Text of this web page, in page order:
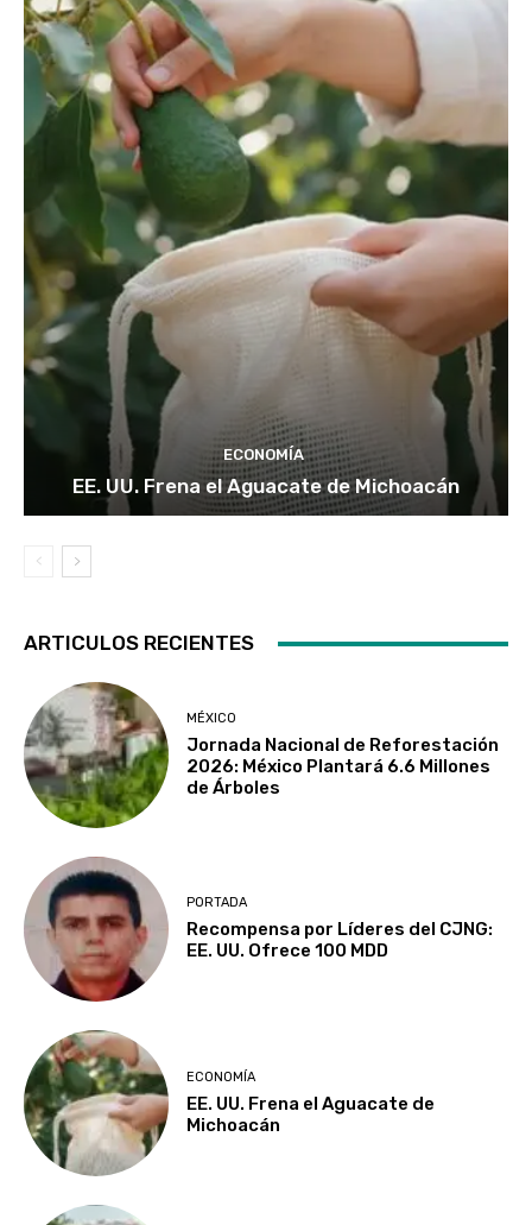
ECONOMÍA
EE. UU. Frena el Aguacate de Michoacán
ARTICULOS RECIENTES
MÉXICO
Jornada Nacional de Reforestación
2026: México Plantará 6.6 Millones
de Árboles
PORTADA
Recompensa por Líderes del CJNG:
EE. UU. Ofrece 100 MDD
ECONOMÍA
EE. UU. Frena el Aguacate de
Michoacán